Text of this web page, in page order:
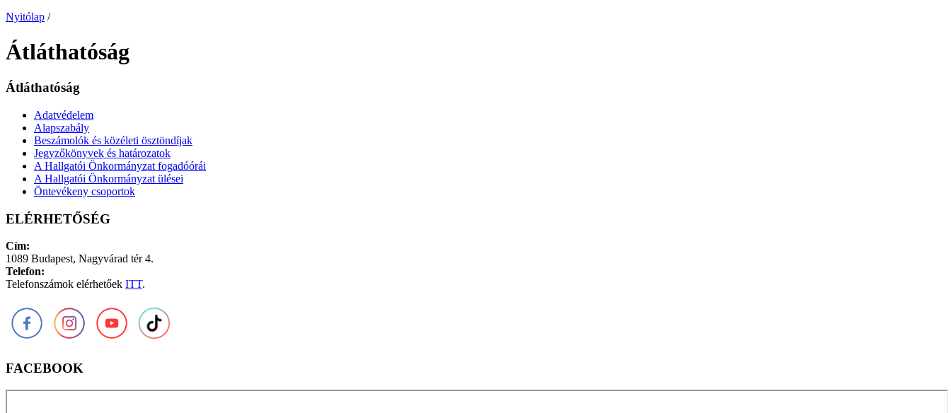
Nyitólap /
Átláthatóság
Átláthatóság
Adatvédelem
Alapszabály
Beszámolók és közéleti ösztöndíjak
Jegyzőkönyvek és határozatok
A Hallgatói Önkormányzat fogadóórái
A Hallgatói Önkormányzat ülései
Öntevékeny csoportok
ELÉRHETŐSÉG
Cím:
1089 Budapest, Nagyvárad tér 4.
Telefon:
Telefonszámok elérhetőek ITT.
FACEBOOK